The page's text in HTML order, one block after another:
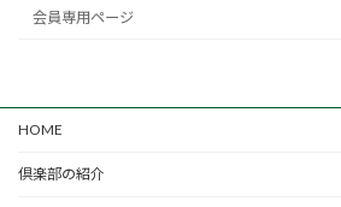
会員専用ページ
HOME
倶楽部の紹介